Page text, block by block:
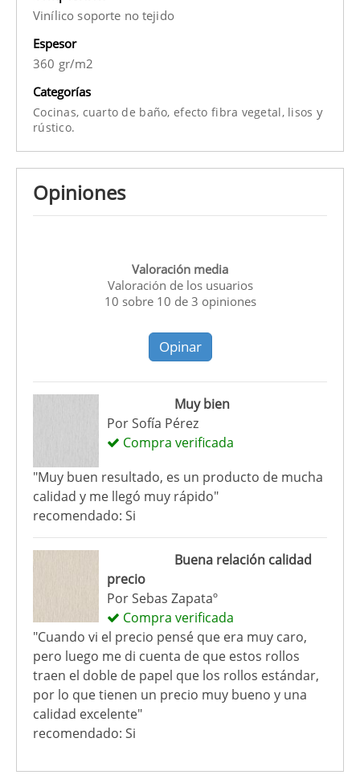
Vinílico soporte no tejido
Espesor
360 gr/m2
Categorías
Cocinas, cuarto de baño,efecto fibra vegetal, lisos y
rústico.
Opiniones
Valoración media
Valoración de los usuarios
10 sobre 10 de 3 opiniones
Opinar
Muy bien
Por Sofía Pérez
Compra verificada
"Muy buen resultado, es un producto de mucha
calidad y me llegó muy rápido"
recomendado: Si
Buena relación calidad
precio
Por Sebas Zapataº
Compra verificada
"Cuando vi el precio pensé que era muy caro,
pero luego me di cuenta de que estos rollos
traen el doble de papel que los rollos estándar,
por lo que tienen un precio muy bueno y una
calidad excelente"
recomendado: Si